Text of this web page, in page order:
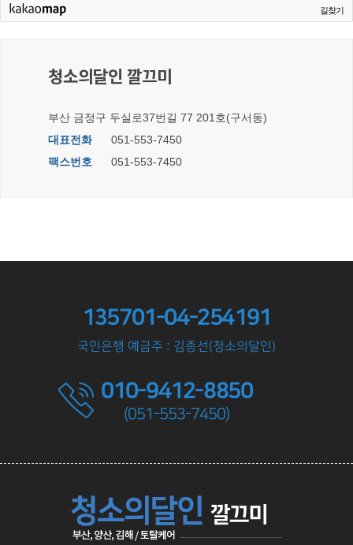
길찾기
청소의달인 깔끄미
부산 금정구 두실로37번길 77 201호(구서동)
대표전화
051-553-7450
팩스번호
051-553-7450
135701-04-254191
국민은행 예금주 : 김종선(청소의달인)
010-9412-8850
(051-553-7450)